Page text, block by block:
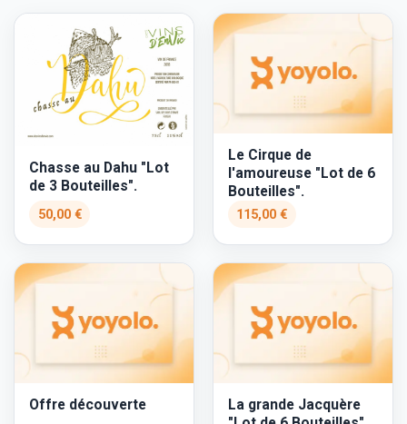
Chasse au Dahu "Lot
de 3 Bouteilles".
50,00 €
Le Cirque de
l'amoureuse "Lot de 6
Bouteilles".
115,00 €
Offre découverte
La grande Jacquère